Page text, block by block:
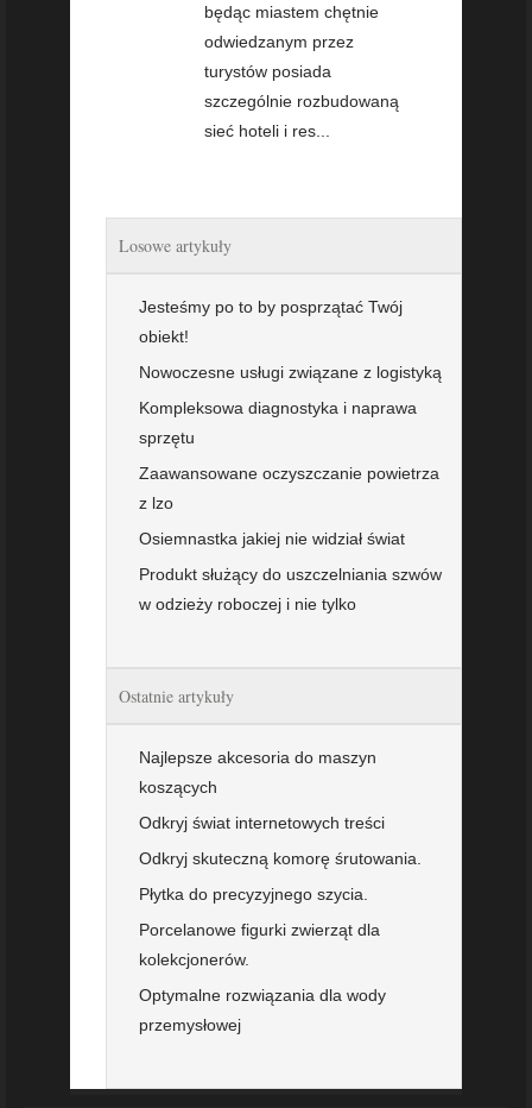
będąc miastem chętnie
odwiedzanym przez
turystów posiada
szczególnie rozbudowaną
sieć hoteli i res...
Losowe artykuły
Jesteśmy po to by posprzątać Twój
obiekt!
Nowoczesne usługi związane z logistyką
Kompleksowa diagnostyka i naprawa
sprzętu
Zaawansowane oczyszczanie powietrza
z lzo
Osiemnastka jakiej nie widział świat
Produkt służący do uszczelniania szwów
w odzieży roboczej i nie tylko
Ostatnie artykuły
Najlepsze akcesoria do maszyn
koszących
Odkryj świat internetowych treści
Odkryj skuteczną komorę śrutowania.
Płytka do precyzyjnego szycia.
Porcelanowe figurki zwierząt dla
kolekcjonerów.
Optymalne rozwiązania dla wody
przemysłowej